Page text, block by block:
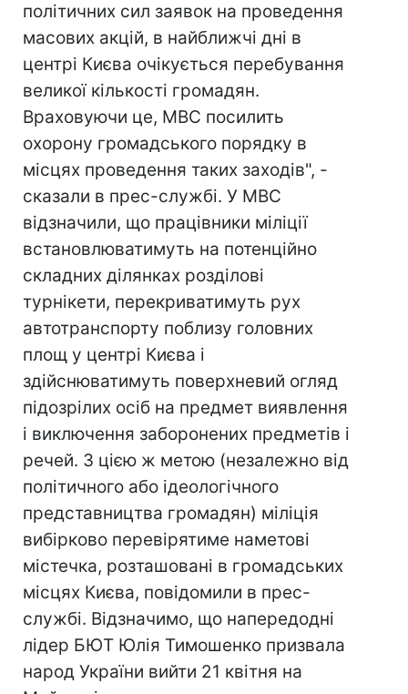
політичних сил заявок на проведення
масових акцій, в найближчі дні в
центрі Києва очікується перебування
великої кількості громадян.
Враховуючи це, МВС посилить
охорону громадського порядку в
місцях проведення таких заходів", -
сказали в прес-службі. У МВС
відзначили, що працівники міліції
встановлюватимуть на потенційно
складних ділянках розділові
турнікети, перекриватимуть рух
автотранспорту поблизу головних
площ у центрі Києва і
здійснюватимуть поверхневий огляд
підозрілих осіб на предмет виявлення
і виключення заборонених предметів і
речей. З цією ж метою (незалежно від
політичного або ідеологічного
представництва громадян) міліція
вибірково перевірятиме наметові
містечка, розташовані в громадських
місцях Києва, повідомили в прес-
службі. Відзначимо, що напередодні
лідер БЮТ Юлія Тимошенко призвала
народ України вийти 21 квітня на